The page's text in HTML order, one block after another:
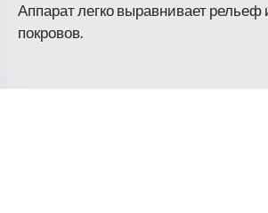
Аппарат легко выравнивает рельеф
покровов.